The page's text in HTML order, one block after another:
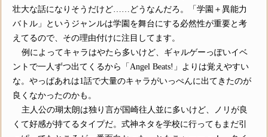
壮大な話になりそうだけど……どうなんだろ。「学園＋異能力
バトル」というジャンルは学園を舞台にする必然性が重要と考
えてるので、その理由付けに注目してます。
例によってキャラはやたら多いけど、ギャルゲーっぽいイベ
ントで一人ずつ出てくるから「Angel Beats!」よりは覚えやすい
な。やっぱあれは1話で大量のキャラがいっぺんに出てきたのが
良くなかったのかも。
主人公の瑚太朗は独り言が国崎往人並に多いけど、ノリが良
くて好感が持てるタイプだ。式神ネタを学校に行ってもまだ引